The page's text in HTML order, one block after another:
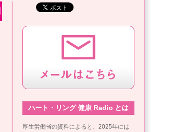
ハート・リング 健康 Radio とは
厚生労働省の資料によると、2025年には